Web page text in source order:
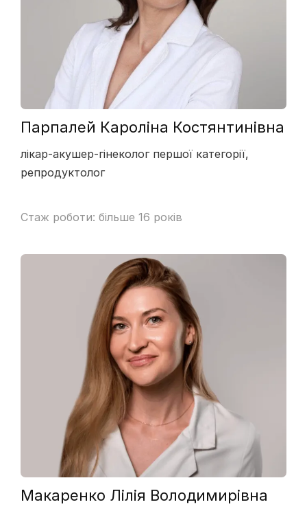
Парпалей Кароліна Костянтинівна
лікар-акушер-гінеколог першої категорії,
репродуктолог
Стаж роботи: більше 16 років
Макаренко Лілія Володимирівна